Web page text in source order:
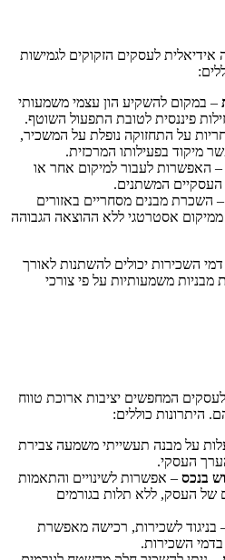
אידיאלית לעסקים הזקוקים לגמישות
– במקום להשקיע הון עצמי משמעותי
פיננסית לטובת התפעול השוטף.
על התחזוקה נופלת על המשכיר,
מיקוד בפעילותו המרכזית.
– האפשרות לעבור למיקום אחר או
המשתנים.
– השכרת מבנים מסחריים באזורים
אסטרטגי ללא ההוצאה הגבוהה
השכירות יכולים להשתנות לאורך
מבניות משמעותיות על פי צורכי
המחפשים יציבות ארוכת טווח
היתרונות כוללים:
על מבנה תעשייתי משמעה צבירת
העסקי.
בנכס – אפשרות לשינויים והתאמות
של העסק, ללא תלות בגורמים
בניגוד לשכירות, רכישה מאפשרת
בדמי השכירות.